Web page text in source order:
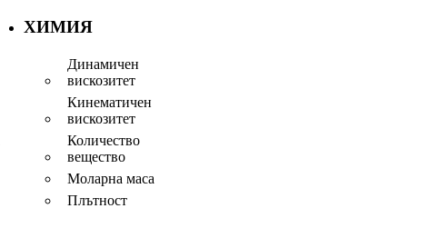
ХИМИЯ
Динамичен
вискозитет
Кинематичен
вискозитет
Количество
вещество
Моларна маса
Плътност